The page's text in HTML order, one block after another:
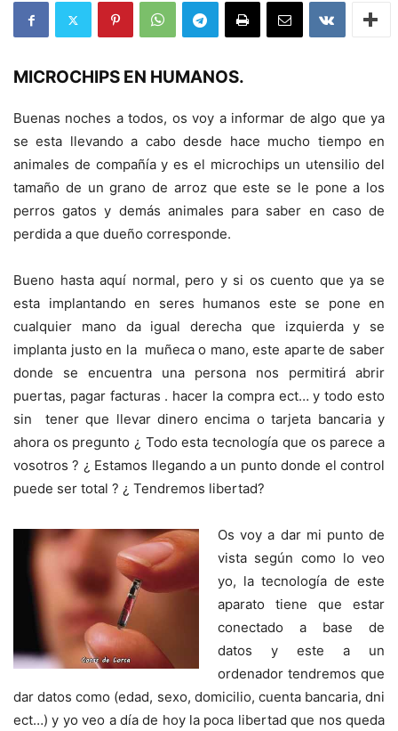
MICROCHIPS EN HUMANOS.
Buenas noches a todos, os voy a informar de algo que ya
se esta llevando a cabo desde hace mucho tiempo en
animales de compañía y es el microchips un utensilio del
tamaño de un grano de arroz que este se le pone a los
perros gatos y demás animales para saber en caso de
perdida a que dueño corresponde.
Bueno hasta aquí normal, pero y si os cuento que ya se
esta implantando en seres humanos este se pone en
cualquier mano da igual derecha que izquierda y se
implanta justo en la muñeca o mano, este aparte de saber
donde se encuentra una persona nos permitirá abrir
puertas, pagar facturas . hacer la compra ect… y todo esto
sin tener que llevar dinero encima o tarjeta bancaria y
ahora os pregunto ¿ Todo esta tecnología que os parece a
vosotros ? ¿ Estamos llegando a un punto donde el control
puede ser total ? ¿ Tendremos libertad?
Os voy a dar mi punto de
vista según como lo veo
yo, la tecnología de este
aparato tiene que estar
conectado a base de
datos y este a un
ordenador tendremos que
dar datos como (edad, sexo, domicilio, cuenta bancaria, dni
ect…) y yo veo a día de hoy la poca libertad que nos queda